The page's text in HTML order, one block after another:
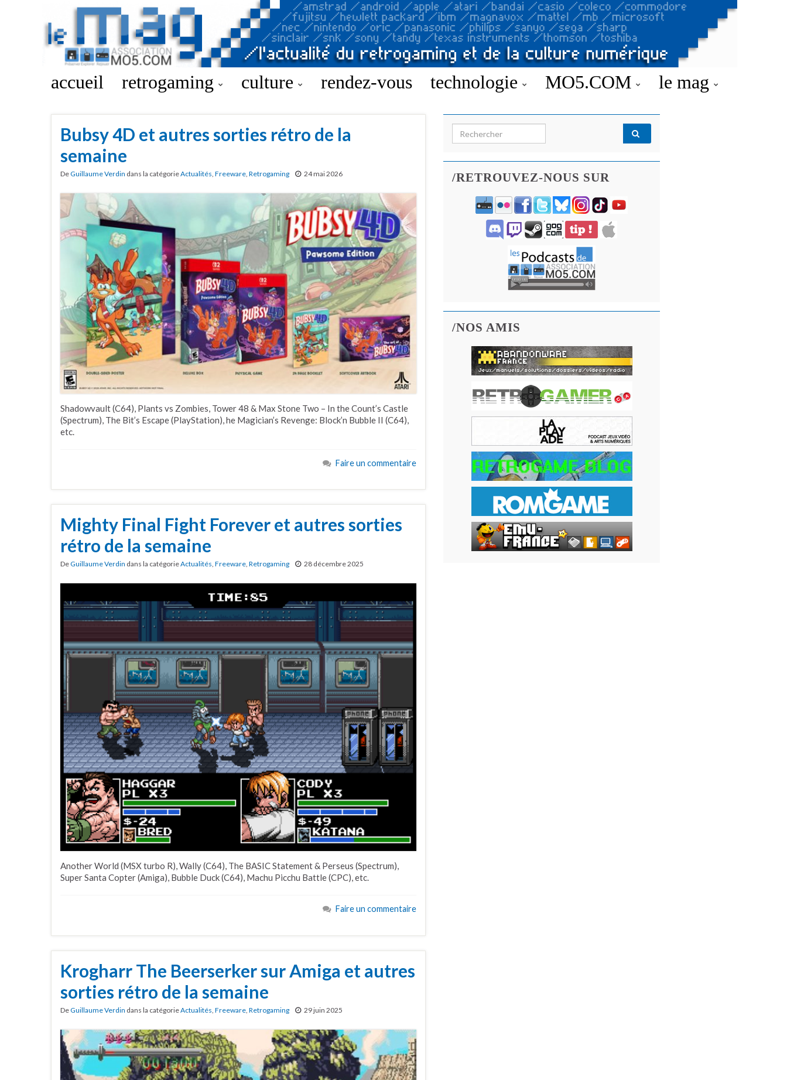
accueil retrogaming culture rendez-vous technologie MO5.COM le mag
Bubsy 4D et autres sorties rétro de la
semaine
DeGuillaume Verdin dans la catégorieActualités, Freeware, Retrogaming 24 mai 2026
Shadowvault (C64), Plants vs Zombies, Tower 48 & Max Stone Two – In the Count’s Castle
(Spectrum), The Bit’s Escape (PlayStation), he Magician’s Revenge: Block’n Bubble II (C64),
etc.
Faire un commentaire
Mighty Final Fight Forever et autres sorties
rétro de la semaine
DeGuillaume Verdin dans la catégorieActualités, Freeware, Retrogaming 28 décembre 2025
Another World (MSX turbo R), Wally (C64), The BASIC Statement & Perseus (Spectrum),
Super Santa Copter (Amiga), Bubble Duck (C64), Machu Picchu Battle (CPC), etc.
Faire un commentaire
Krogharr The Beerserker sur Amiga et autres
sorties rétro de la semaine
DeGuillaume Verdin dans la catégorieActualités Freeware Retrogaming 29 juin 2025
Search for:
/RETROUVEZ-NOUS SUR
/NOS AMIS